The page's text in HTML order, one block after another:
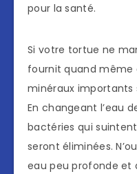
pour la santé.
Si votre tortue ne
fournit quand même
minéraux importants
En changeant l’eau
bactéries qui
seront éliminées.
eau peu profonde et